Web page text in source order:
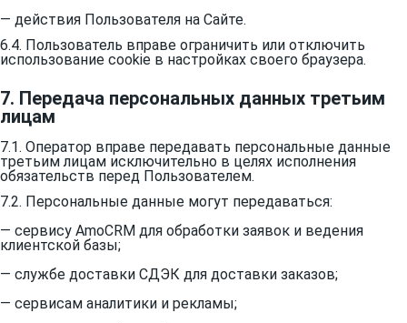
— действия Пользователя на Сайте.
6.4. Пользователь вправе ограничить или отключить
использование cookie в настройках своего браузера.
7. Передача персональных данных третьим
лицам
7.1. Оператор вправе передавать персональные данные
третьим лицам исключительно в целях исполнения
обязательств перед Пользователем.
7.2. Персональные данные могут передаваться:
— сервису AmoCRM для обработки заявок и ведения
клиентской базы;
— службе доставки СДЭК для доставки заказов;
— сервисам аналитики и рекламы;